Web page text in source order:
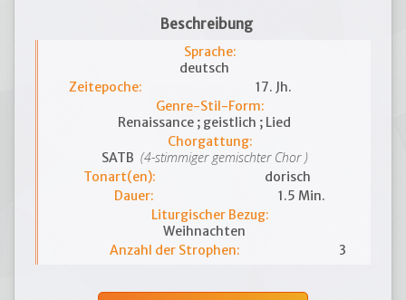
Beschreibung
Sprache:
deutsch
Zeitepoche:
17. Jh.
Genre-Stil-Form:
Renaissance ; geistlich ; Lied
Chorgattung:
SATB (4-stimmiger gemischter Chor )
Tonart(en):
dorisch
Dauer:
1.5 Min.
Liturgischer Bezug:
Weihnachten
Anzahl der Strophen:
3